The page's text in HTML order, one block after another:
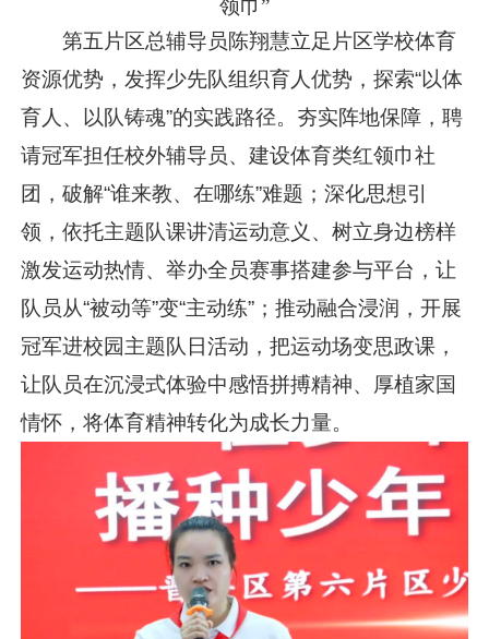
领巾”
第五片区总辅导员陈翔慧立足片区学校体育
资源优势，发挥少先队组织育人优势，探索“以体
育人、以队铸魂”的实践路径。夯实阵地保障，聘
请冠军担任校外辅导员、建设体育类红领巾社
团，破解“谁来教、在哪练”难题；深化思想引
领，依托主题队课讲清运动意义、树立身边榜样
激发运动热情、举办全员赛事搭建参与平台，让
队员从“被动等”变“主动练”；推动融合浸润，开展
冠军进校园主题队日活动，把运动场变思政课，
让队员在沉浸式体验中感悟拼搏精神、厚植家国
情怀，将体育精神转化为成长力量。